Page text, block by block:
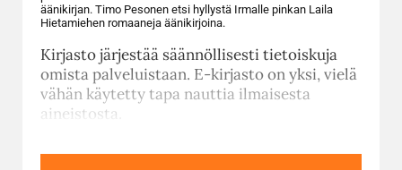
äänikirjan. Timo Pesonen etsi hyllystä Irmalle pinkan Laila
Hietamiehen romaaneja äänikirjoina.
Kirjasto järjestää säännöllisesti tietoiskuja
omista palveluistaan. E-kirjasto on yksi, vielä
vähän käytetty tapa nauttia ilmaisesta
aineistosta.